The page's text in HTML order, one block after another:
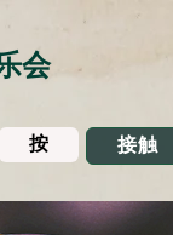
会
按 接触